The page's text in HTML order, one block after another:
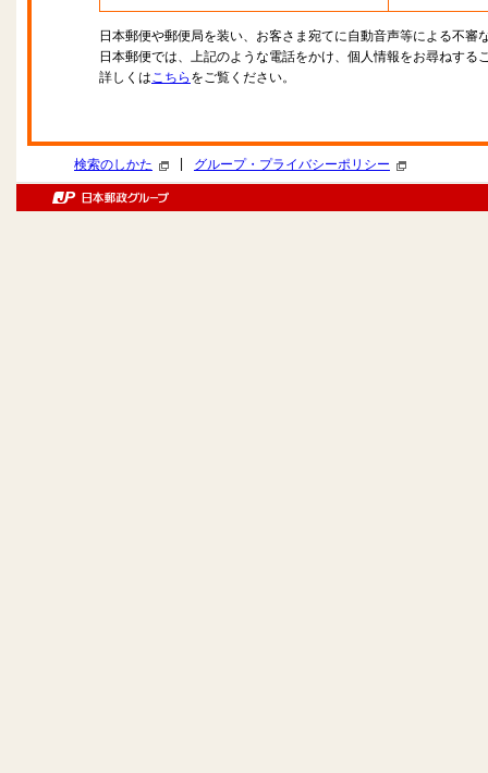
日本郵便や郵便局を装い、お客さま宛てに自動音声等による不審
日本郵便では、上記のような電話をかけ、個人情報をお尋ねする
詳しくはこちら をご覧ください。
検索のしかた グループ・プライバシーポリシー